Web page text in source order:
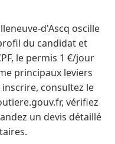
d'Ascq oscille
du candidat et
le permis 1 €/jour
principaux leviers
consultez le
vérifiez
un devis détaillé